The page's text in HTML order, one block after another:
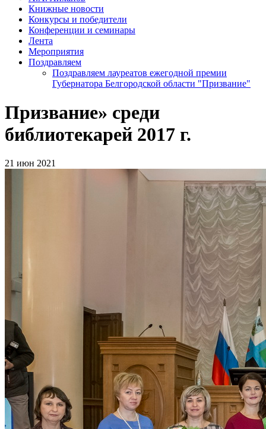
Книжные новости
Конкурсы и победители
Конференции и семинары
Лента
Мероприятия
Поздравляем
Поздравляем лауреатов ежегодной премии
Губернатора Белгородской области "Призвание"
Призвание» среди
библиотекарей 2017 г.
21 июн 2021